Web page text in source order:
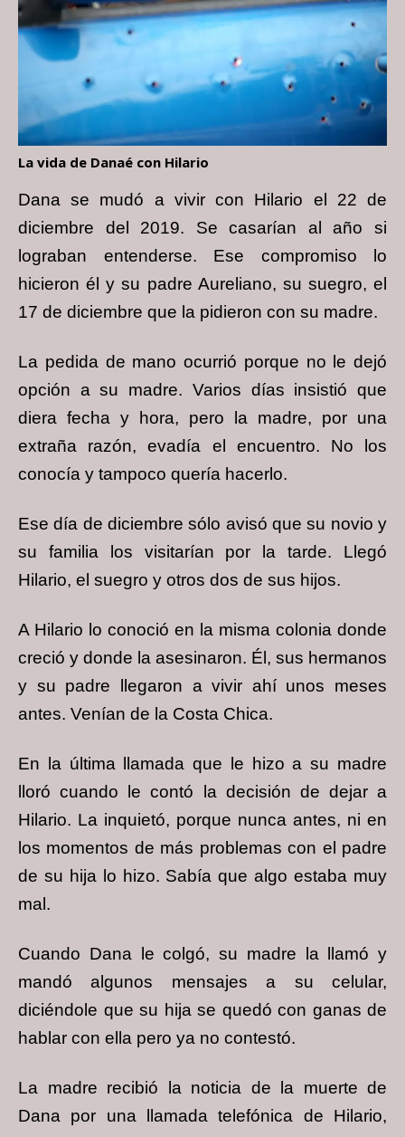
La vida de Danaé con Hilario
Dana se mudó a vivir con Hilario el 22 de
diciembre del 2019. Se casarían al año si
lograban entenderse. Ese compromiso lo
hicieron él y su padre Aureliano, su suegro, el
17 de diciembre que la pidieron con su madre.
La pedida de mano ocurrió porque no le dejó
opción a su madre. Varios días insistió que
diera fecha y hora, pero la madre, por una
extraña razón, evadía el encuentro. No los
conocía y tampoco quería hacerlo.
Ese día de diciembre sólo avisó que su novio y
su familia los visitarían por la tarde. Llegó
Hilario, el suegro y otros dos de sus hijos.
A Hilario lo conoció en la misma colonia donde
creció y donde la asesinaron. Él, sus hermanos
y su padre llegaron a vivir ahí unos meses
antes. Venían de la Costa Chica.
En la última llamada que le hizo a su madre
lloró cuando le contó la decisión de dejar a
Hilario. La inquietó, porque nunca antes, ni en
los momentos de más problemas con el padre
de su hija lo hizo. Sabía que algo estaba muy
mal.
Cuando Dana le colgó, su madre la llamó y
mandó algunos mensajes a su celular,
diciéndole que su hija se quedó con ganas de
hablar con ella pero ya no contestó.
La madre recibió la noticia de la muerte de
Dana por una llamada telefónica de Hilario,